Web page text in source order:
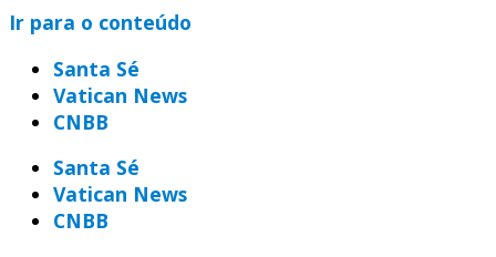
Ir para o conteúdo
Santa Sé
Vatican News
CNBB
Santa Sé
Vatican News
CNBB